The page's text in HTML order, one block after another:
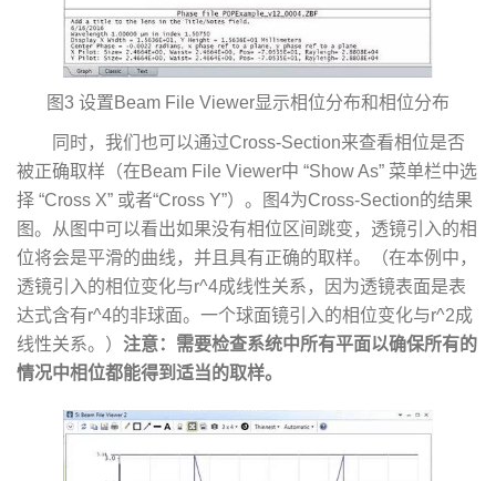
图3 设置Beam File Viewer显示相位分布和相位分布
同时，我们也可以通过Cross-Section来查看相位是否
被正确取样（在Beam File Viewer中 “Show As” 菜单栏中选
择 “Cross X” 或者“Cross Y”）。图4为Cross-Section的结果
图。从图中可以看出如果没有相位区间跳变，透镜引入的相
位将会是平滑的曲线，并且具有正确的取样。（在本例中，
透镜引入的相位变化与r^4成线性关系，因为透镜表面是表
达式含有r^4的非球面。一个球面镜引入的相位变化与r^2成
线性关系。） 注意：需要检查系统中所有平面以确保所有的
情况中相位都能得到适当的取样。